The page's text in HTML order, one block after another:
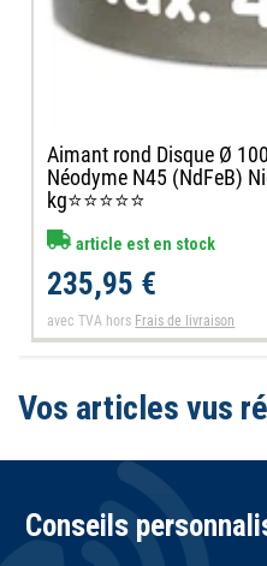
Aimant rond Disque Ø
Néodyme N45 (NdFeB)
kg⭐⭐⭐⭐⭐
article est en stock
235,95 €
avec TVA hors Frais de livraison
Vos articles vus
Conseils